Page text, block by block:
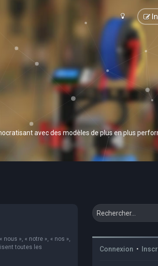
avec des modèles de plus en plus
», « notre », « nos »,
toutes les
Connexion •